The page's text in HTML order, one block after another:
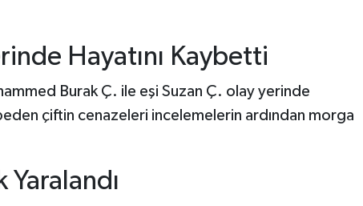
Hayatını Kaybetti
Burak Ç. ile eşi Suzan Ç. olay yerinde
çiftin cenazeleri incelemelerin ardından morga
Yaralandı